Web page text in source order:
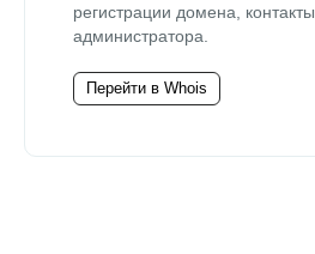
регистрации домена, контакты
администратора.
Перейти в Whois